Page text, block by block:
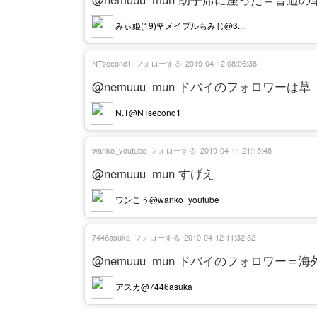
みぃ姫(19)🌹メイプルもみじ@3...
@nemuuu_mun ドバイのフォロワーは草
N.T@NTsecond1
NTsecond1 フォローする 2019-04-12 08:06:38
@nemuuu_mun すげえ
ワンこう@wanko_youtube
wanko_youtube フォローする 2019-04-11 21:15:48
@nemuuu_mun ドバイのフォロワー＝海
アスカ@7446asuka
7446asuka フォローする 2019-04-12 11:32:32